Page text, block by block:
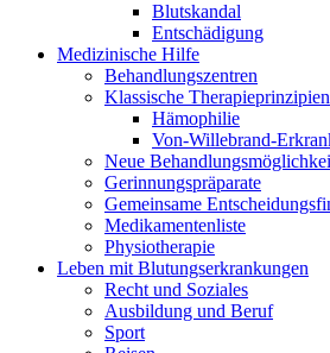
Blutskandal
Entschädigung
Medizinische Hilfe
Behandlungszentren
Klassische Therapieprinzipien
Hämophilie
Von-Willebrand-
Neue
Gerinnungspräparate
Gemeinsame
Medikamentenliste
Physiotherapie
Leben mit Blutungserkrankungen
Recht und Soziales
Ausbildung und Beruf
Sport